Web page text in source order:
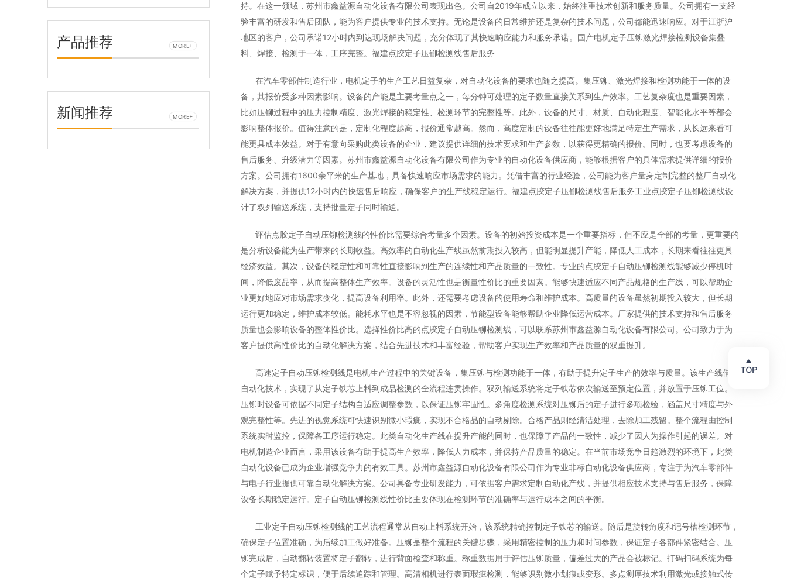
持。在这一领域，苏州市鑫益源自动化设备有限公司表现出色。公司自2019年成立以来，始终注重技术创新和服务质量。公司拥有一支经
验丰富的研发和售后团队，能为客户提供专业的技术支持。无论是设备的日常维护还是复杂的技术问题，公司都能迅速响应。对于江浙沪
地区的客户，公司承诺12小时内到达现场解决问题，充分体现了其快速响应能力和服务承诺。国产电机定子压铆激光焊接检测设备集叠
料、焊接、检测于一体，工序完整。福建点胶定子压铆检测线售后服务
在汽车零部件制造行业，电机定子的生产工艺日益复杂，对自动化设备的要求也随之提高。集压铆、激光焊接和检测功能于一体的设
备，其报价受多种因素影响。设备的产能是主要考量点之一，每分钟可处理的定子数量直接关系到生产效率。工艺复杂度也是重要因素，
比如压铆过程中的压力控制精度、激光焊接的稳定性、检测环节的完整性等。此外，设备的尺寸、材质、自动化程度、智能化水平等都会
影响整体报价。值得注意的是，定制化程度越高，报价通常越高。然而，高度定制的设备往往能更好地满足特定生产需求，从长远来看可
能更具成本效益。对于有意向采购此类设备的企业，建议提供详细的技术要求和生产参数，以获得更精确的报价。同时，也要考虑设备的
售后服务、升级潜力等因素。苏州市鑫益源自动化设备有限公司作为专业的自动化设备供应商，能够根据客户的具体需求提供详细的报价
方案。公司拥有1600余平米的生产基地，具备快速响应市场需求的能力。凭借丰富的行业经验，公司能为客户量身定制完整的整厂自动化
解决方案，并提供12小时内的快速售后响应，确保客户的生产线稳定运行。福建点胶定子压铆检测线售后服务工业点胶定子压铆检测线设
计了双列输送系统，支持批量定子同时输送。
评估点胶定子自动压铆检测线的性价比需要综合考量多个因素。设备的初始投资成本是一个重要指标，但不应是全部的考量，更重要的
是分析设备能为生产带来的长期收益。高效率的自动化生产线虽然前期投入较高，但能明显提升产能，降低人工成本，长期来看往往更具
经济效益。其次，设备的稳定性和可靠性直接影响到生产的连续性和产品质量的一致性。专业的点胶定子自动压铆检测线能够减少停机时
间，降低废品率，从而提高整体生产效率。设备的灵活性也是衡量性价比的重要因素。能够快速适应不同产品规格的生产线，可以帮助企
业更好地应对市场需求变化，提高设备利用率。此外，还需要考虑设备的使用寿命和维护成本。高质量的设备虽然初期投入较大，但长期
运行更加稳定，维护成本较低。能耗水平也是不容忽视的因素，节能型设备能够帮助企业降低运营成本。厂家提供的技术支持和售后服务
质量也会影响设备的整体性价比。选择性价比高的点胶定子自动压铆检测线，可以联系苏州市鑫益源自动化设备有限公司。公司致力于为
客户提供高性价比的自动化解决方案，结合先进技术和丰富经验，帮助客户实现生产效率和产品质量的双重提升。
高速定子自动压铆检测线是电机生产过程中的关键设备，集压铆与检测功能于一体，有助于提升定子生产的效率与质量。该生产线借助
自动化技术，实现了从定子铁芯上料到成品检测的全流程连贯操作。双列输送系统将定子铁芯依次输送至预定位置，并放置于压铆工位。
压铆时设备可依据不同定子结构自适应调整参数，以保证压铆牢固性。多角度检测系统对压铆后的定子进行多项检验，涵盖尺寸精度与外
观完整性等。先进的视觉系统可快速识别微小瑕疵，实现不合格品的自动剔除。合格产品则经清洁处理，去除加工残留。整个流程由控制
系统实时监控，保障各工序运行稳定。此类自动化生产线在提升产能的同时，也保障了产品的一致性，减少了因人为操作引起的误差。对
电机制造企业而言，采用该设备有助于提高生产效率，降低人力成本，并保持产品质量的稳定。在当前市场竞争日趋激烈的环境下，此类
自动化设备已成为企业增强竞争力的有效工具。苏州市鑫益源自动化设备有限公司作为专业非标自动化设备供应商，专注于为汽车零部件
与电子行业提供可靠自动化解决方案。公司具备专业研发能力，可依据客户需求定制自动化产线，并提供相应技术支持与售后服务，保障
设备长期稳定运行。定子自动压铆检测线性价比主要体现在检测环节的准确率与运行成本之间的平衡。
工业定子自动压铆检测线的工艺流程通常从自动上料系统开始，该系统精确控制定子铁芯的输送。随后是旋转角度和记号槽检测环节，
确保定子位置准确，为后续加工做好准备。压铆是整个流程的关键步骤，采用精密控制的压力和时间参数，保证定子各部件紧密结合。压
铆完成后，自动翻转装置将定子翻转，进行背面检查和称重。称重数据用于评估压铆质量，偏差过大的产品会被标记。打码扫码系统为每
个定子赋予特定标识，便于后续追踪和管理。高清相机进行表面瑕疵检测，能够识别微小划痕或变形。多点测厚技术利用激光或接触式传
产品推荐 MORE+
新闻推荐 MORE+